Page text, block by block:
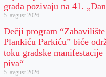
grada pozivaju na 41.
5. avgust 2026.
Dečji program
Plankiću Parkiću” biće
toku gradske manifestacije
piva“
5. avgust 2026.